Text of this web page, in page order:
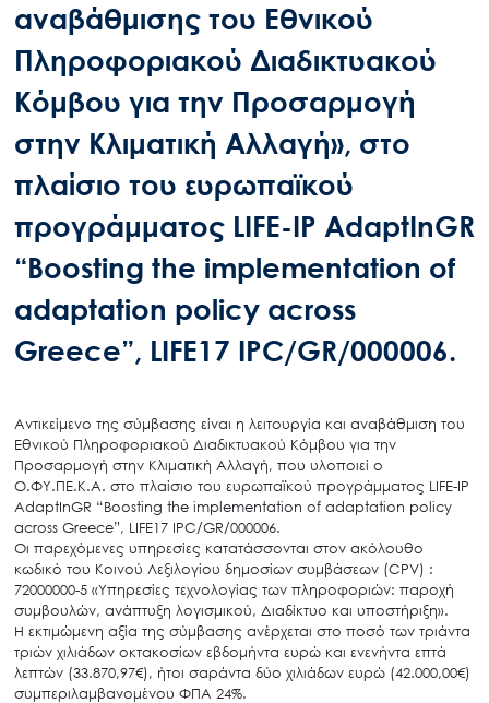
αναβάθμισης του Εθνικού
Πληροφοριακού Διαδικτυακού
Κόμβου για την Προσαρμογή
στην Κλιματική Αλλαγή», στο
πλαίσιο του ευρωπαϊκού
προγράμματος LIFE-IP AdaptInGR
“Boosting the implementation of
adaptation policy across
Greece”, LIFE17 IPC/GR/000006.
Αντικείμενο της σύμβασης είναι η λειτουργία και αναβάθμιση του
Εθνικού Πληροφοριακού Διαδικτυακού Κόμβου για την
Προσαρμογή στην Κλιματική Αλλαγή, που υλοποιεί ο
Ο.ΦΥ.ΠΕ.Κ.Α. στο πλαίσιο του ευρωπαϊκού προγράμματος LIFE-IP
AdaptInGR “Boosting the implementation of adaptation policy
across Greece”, LIFE17 IPC/GR/000006.
Οι παρεχόμενες υπηρεσίες κατατάσσονται στον ακόλουθο
κωδικό του Κοινού Λεξιλογίου δημοσίων συμβάσεων (CPV) :
72000000-5 «Υπηρεσίες τεχνολογίας των πληροφοριών: παροχή
συμβουλών, ανάπτυξη λογισμικού, Διαδίκτυο και υποστήριξη».
Η εκτιμώμενη αξία της σύμβασης ανέρχεται στο ποσό των τριάντα
τριών χιλιάδων οκτακοσίων εβδομήντα ευρώ και ενενήντα επτά
λεπτών (33.870,97€), ήτοι σαράντα δύο χιλιάδων ευρώ (42.000,00€)
συμπεριλαμβανομένου ΦΠΑ 24%.